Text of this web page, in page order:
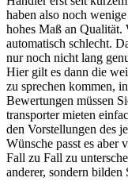
haben also noch
hohes Maß an Qualität.
automatisch schlecht.
nur noch nicht lang
Hier gilt es dann die
zu sprechen kommen,
Bewertungen müssen
transporter mieten
den Vorstellungen des
Wünsche passt es aber
Fall zu Fall zu
anderer, sondern bilden